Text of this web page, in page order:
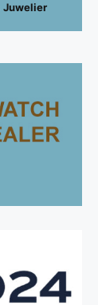
Juwelier